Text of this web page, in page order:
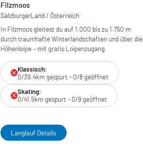
Filzmoos
SalzburgerLand / Österreich
In Filzmoos gleitest du auf 1.000 bis zu 1.750 m
durch traumhafte Winterlandschaften und über die
Höhenloipe – mit gratis Loipenzugang.
Klassisch:
0/39.4km gespurt - 0/8 geöffnet
Skating:
0/41.5km gespurt - 0/9 geöffnet
Langlauf Details